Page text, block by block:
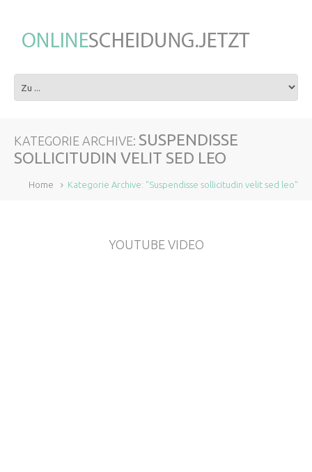
KATEGORIE ARCHIVE: SUSPENDISSE
SOLLICITUDIN VELIT SED LEO
Home Kategorie Archive: "Suspendisse sollicitudin velit sed leo"
YOUTUBE VIDEO